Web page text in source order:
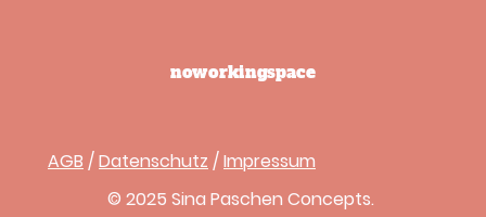
noworkingspace
AGB /Datenschutz /Impressum
© 2025 Sina Paschen Concepts.